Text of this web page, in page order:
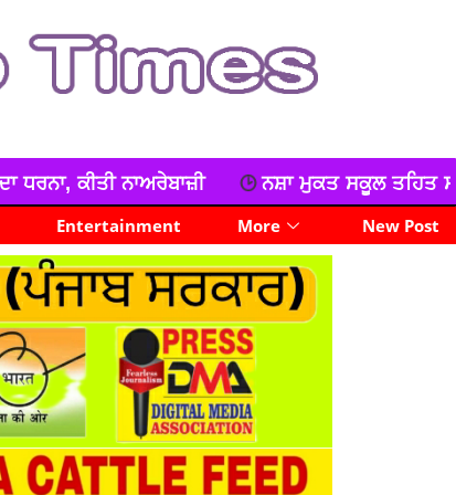
ਨਸ਼ਾ ਮੁਕਤ ਸਕੂਲ ਤਹਿਤ ਸਰਕਾਰੀ ਸੀਨੀਅਰ ਸੈਕੰਡਰੀ
Entertainment More New Post